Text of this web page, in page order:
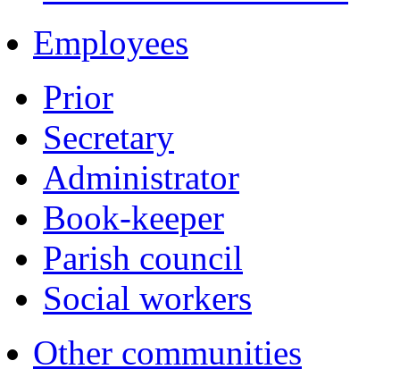
Employees
Prior
Secretary
Administrator
Book-keeper
Parish council
Social workers
Other communities